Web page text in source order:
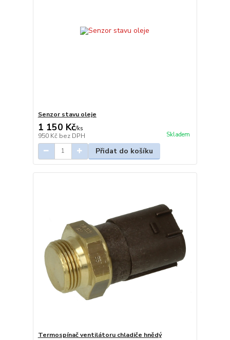
Senzor stavu oleje
1 150 Kč/ks
950 Kč bez DPH Skladem
Přidat do košíku
Termospínač ventilátoru chladiče hnědý